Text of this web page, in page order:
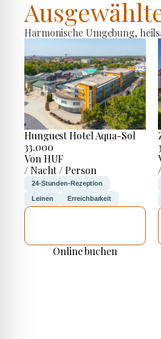
Harmonische Umgebung,
Hunguest Hotel Aqua-Sol
33.000
Von HUF
/ Nacht / Person
24-Stunden-Rezeption
Leinen Erreichbarkeit
Online buchen